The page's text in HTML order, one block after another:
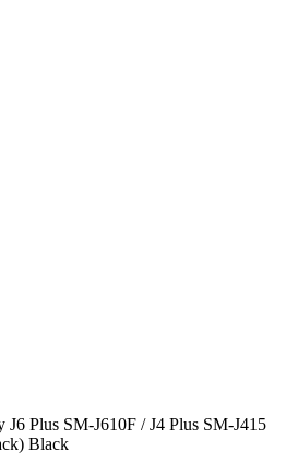
J6 Plus SM-J610F / J4 Plus SM-J415
Black